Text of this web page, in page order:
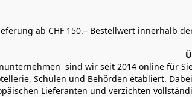
ab CHF 150.– Bestellwert innerhalb
sind wir seit 2014 online für
Schulen und Behörden etabliert.
Lieferanten und verzichten